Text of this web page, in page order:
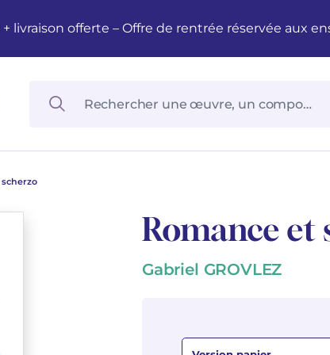
livraison offerte – Offre de rentrée réservée aux
Romance et
Gabriel GROVLEZ